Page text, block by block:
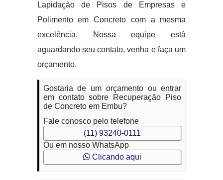
Lapidação de Pisos de Empresas e
Polimento em Concreto com a mesma
excelência. Nossa equipe está
aguardando seu contato, venha e faça um
orçamento.
Gostaria de um orçamento ou entrar
em contato sobre Recuperação Piso
de Concreto em Embu?
Fale conosco pelo telefone
(11) 93240-0111
Ou em nosso WhatsApp
Clicando aqui